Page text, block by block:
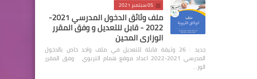
05 سبتمبر 2021
ملف وثائق الدخول المدرسي 2021-
2022 - قابل للتعديل و وفق المقرر
الوزاري المحين
جديد : 26 وثيقة قابلة للتعديل في ملف واحد خاص بالدخول
المدرسي 2021-2022 اعداد موقع همام التربوي وفق المقرر
الوز…